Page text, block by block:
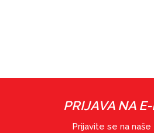
PRIJAVA NA
Prijavite se na